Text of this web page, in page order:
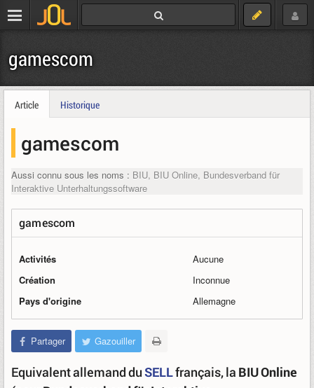
gamescom
Article Historique
gamescom
Aussi connu sous les noms : BIU, BIU Online, Bundesverband für
Interaktive Unterhaltungssoftware
gamescom
Activités
Aucune
Création
Inconnue
Pays d'origine
Allemagne
Partager Gazouiller
Equivalent allemand duSELLfrançais, la BIU Online